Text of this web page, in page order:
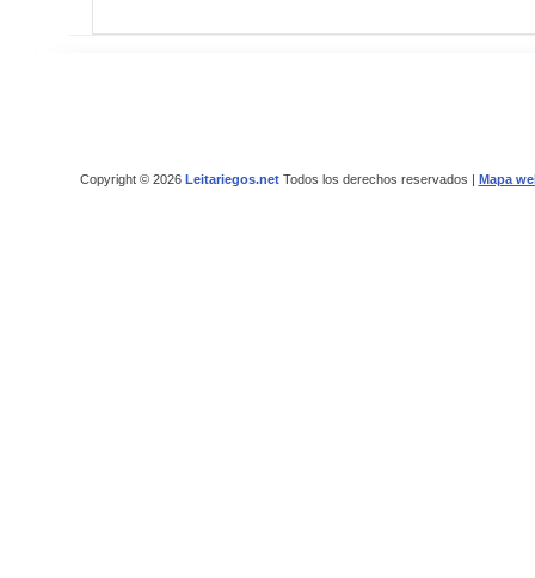
Copyright © 2026 Leitariegos.netTodos los derechos reservados | Mapa